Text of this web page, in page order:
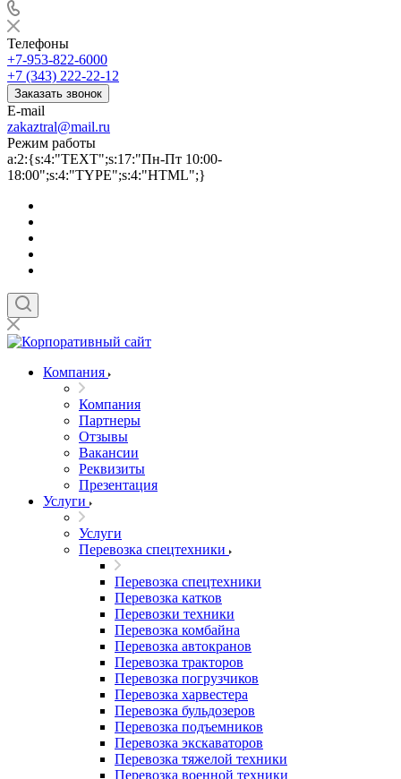
Телефоны
+7-953-822-6000
+7 (343) 222-22-12
Заказать звонок
E-mail
zakaztral@mail.ru
Режим работы
a:2:{s:4:"TEXT";s:17:"Пн-Пт 10:00-
18:00";s:4:"TYPE";s:4:"HTML";}
Компания
Компания
Партнеры
Отзывы
Вакансии
Реквизиты
Презентация
Услуги
Услуги
Перевозка спецтехники
Перевозка спецтехники
Перевозка катков
Перевозки техники
Перевозка комбайна
Перевозка автокранов
Перевозка тракторов
Перевозка погрузчиков
Перевозка харвестера
Перевозка бульдозеров
Перевозка подъемников
Перевозка экскаваторов
Перевозка тяжелой техники
Перевозка военной техники